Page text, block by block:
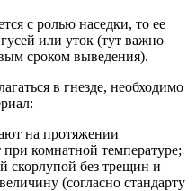
с ролью наседки, то ее
или уток (тут важно
сроком выведения).
в гнезде, необходимо
на протяжении
при комнатной температуре;
скорлупой без трещин и
(согласно стандарту